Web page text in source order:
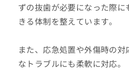
ずの抜歯が必要になった際
きる体制を整えています。
また、応急処置や外傷時の
なトラブルにも柔軟に対応。